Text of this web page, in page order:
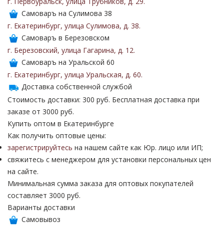
Самоваръ на Сулимова 38
г. Екатеринбург, улица Сулимова, д. 38.
Самоваръ в Березовском
г. Березовский, улица Гагарина, д. 12.
Самоваръ на Уральской 60
г. Екатеринбург, улица Уральская, д. 60.
Доставка собственной службой
Стоимость доставки: 300 руб. Бесплатная доставка при
заказе от 3000 руб.
Купить оптом в Екатеринбурге
Как получить оптовые цены:
зарегистрируйтесь на нашем сайте как Юр. лицо или ИП;
свяжитесь с менеджером для установки персональных цен
на сайте.
Минимальная сумма заказа для оптовых покупателей
составляет 3000 руб.
Варианты доставки
Самовывоз